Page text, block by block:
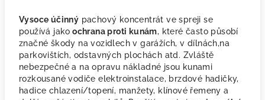
Vysoce účinný pachový koncentrát ve spreji se
používá jako ochrana proti kunám, které často působí
značné škody na vozidlech v garážích, v dílnách,na
parkovištích, odstavných plochách atd. Zvláště
nebezpečné a na opravu nákladné jsou kunami
rozkousané vodiče elektroinstalace, brzdové hadičky,
hadice chlazení/topení, manžety, klínové řemeny a